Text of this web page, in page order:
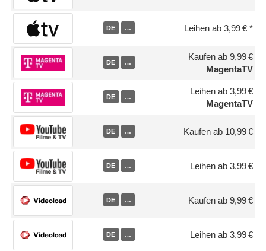
DE … Leihen ab 3,99 €
DE …
Kaufen ab 9,99 €
MagentaTV
DE …
Leihen ab 3,99 €
MagentaTV
DE … Kaufen ab 10,99 €
DE … Leihen ab 3,99 €
DE … Kaufen ab 9,99 €
DE … Leihen ab 3,99 €